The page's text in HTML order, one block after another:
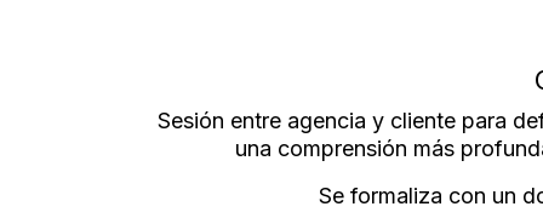
Sesión entre agencia y cliente para
una comprensión más
Se formaliza con un